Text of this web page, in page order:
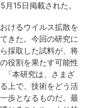
15日掲載された。
けるウイルス拡散を
きた。今回の研究に
採取した試料が、将
役割を果たす可能性
「本研究は、さまざ
上で、技術をどう活
歩となるものだ。最